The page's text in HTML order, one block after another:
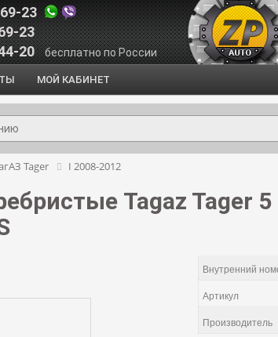
23
23
20 бесплатно по России
МОЙ КАБИНЕТ
Tager I 2008-2012
Tagaz Tager
Внутренний
Артикул
Производитель